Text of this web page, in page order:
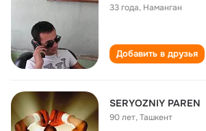
33 года, Наманган
Добавить в друзья
SERYOZNIY PAREN
90 лет,Ташкент